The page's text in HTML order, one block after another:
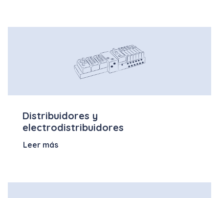
Distribuidores y
electrodistribuidores
Leer más